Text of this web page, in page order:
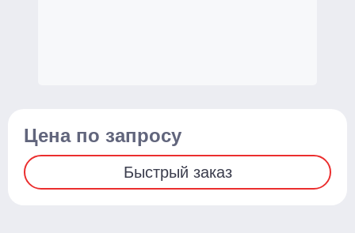
Цена по запросу
Быстрый заказ
С электроподъемом
Стационарные
Поломоечные машины